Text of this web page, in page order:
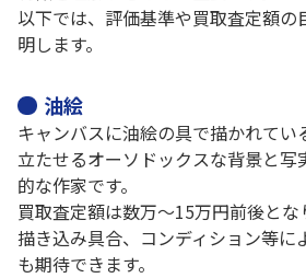
以下では、評価基準や買取査定額
明します。
油絵
キャンバスに油絵の具で描かれてい
立たせるオーソドックスな背景と写
的な作家です。
買取査定額は数万～15万円前後とな
描き込み具合、コンディション等に
も期待できます。